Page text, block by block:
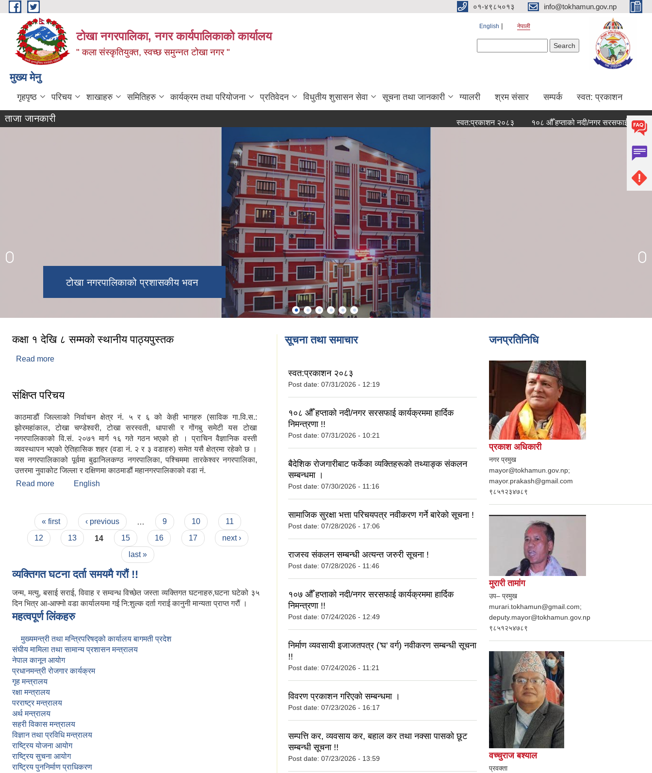
Skip to main content ०१-४९८५०१३ info@tokhamun.gov.np
टोखा नगरपालिका, नगर कार्यपालिकाको कार्यालय
" कला संस्कृतियुक्त, स्वच्छ समुन्‍नत टोखा नगर "
English नेपाली
मुख्य मेनु
गृहपृष्ठ परिचय शाखाहरु समितिहरु कार्यक्रम तथा परियोजना प्रतिवेदन विधुतीय शुसासन सेवा सूचना तथा जानकारी ग्यालरी श्रम संसार सम्पर्क स्वत: प्रकाशन
ताजा जानकारी स्वत:प्रकाशन २०८३ १०८ औँ हप्ताको नदी/नगर सरसफाई कार्यक्रममा
टोखा नगरपालिकाको प्रशासकीय भवन
सम्माननीय राष्ट्रपति ज्यूलाई स्वागत गर्दै नगर
प्रमुखज्यू
शपथ ग्रहण
नगर सभाको चौधौं अधिवेशन
शुभकामना
टोखा जात्रा
कक्षा १ देखि ८ सम्मको स्थानीय पाठ्यपुस्तक
Read more
संक्षिप्त परिचय
काठमाडौं जिल्लाको निर्वाचन क्षेत्र नं. ५ र ६ को केही भागहरु (साविक गा.वि.स.:
झोरमहांकाल, टोखा चण्डेश्वरी, टोखा सरस्वती, धापासी र गोंगबु समेटी यस टोखा
नगरपालिकाको वि.सं. २०७१ मार्ग १६ गते गठन भएको हो । प्राचिन वैज्ञानिक वस्ती
व्यवस्थापन भएको ऐतिहासिक शहर (वडा नं. २ र ३ वडाहरु) समेत यसै क्षेत्रमा रहेको छ ।
यस नगरपालिकाको पूर्वमा बुढानिलकण्ठ नगरपालिका, पश्चिममा तारकेश्वर नगरपालिका,
उत्तरमा नुवाकोट जिल्ला र दक्षिणमा काठमाडौं महानगरपालिकाको वडा नं.
Read more about संक्षिप्त परिचय
English
Pages« first ‹ previous 9 10
11
12
13 14 15 16 17
next ›
last »
व्यक्तिगत घटना दर्ता समयमै गरौं !!
जन्म, मत्यु, बसाई सराई, विवाह र सम्वन्ध विच्छेत जस्ता व्यक्तिगत घटनाहरु,घटना घटेको ३५
दिन भित्र आ-आफ्नो वडा कार्यालयमा गई नि:शुल्क दर्ता गराई कानुनी मान्यता प्राप्त गरौं ।
महत्वपूर्ण लिंकहरु
मुख्यमन्त्री तथा मन्त्रिपरिषद्को कार्यालय बागमती प्रदेश
संघीय मामिला तथा सामान्य प्रशासन मन्त्रालय
नेपाल कानून आयोग
प्रधानमन्त्री रोजगार कार्यक्रम
गृह मन्त्रालय
रक्षा मन्त्रालय
परराष्ट्र मन्त्रालय
अर्थ मन्त्रालय
सहरी विकास मन्त्रालय
विज्ञान तथा प्रविधि मन्त्रालय
राष्ट्रिय योजना आयोग
राष्ट्रिय सुचना आयोग
राष्ट्रिय पुननिर्माण प्राधिकरण
सूचना तथा समाचार
स्वत:प्रकाशन २०८३
Post date: 07/31/2026 - 12:19
१०८ औँ हप्ताको नदी/नगर सरसफाई कार्यक्रममा हार्दिक
निमन्त्रणा !!
Post date: 07/31/2026 - 10:21
बैदेशिक रोजगारीबाट फर्केका व्यक्तिहरूको तथ्याङ्क संकलन
सम्बन्धमा ।
Post date: 07/30/2026 - 11:16
सामाजिक सुरक्षा भत्ता परिचयपत्र नवीकरण गर्ने बारेकाे सूचना !
Post date: 07/28/2026 - 17:06
राजस्व संकलन सम्बन्धी अत्यन्त जरुरी सूचना !
Post date: 07/28/2026 - 11:46
१०७ औँ हप्ताको नदी/नगर सरसफाई कार्यक्रममा हार्दिक
निमन्त्रणा !!
Post date: 07/24/2026 - 12:49
निर्माण व्यवसायी इजाजतपत्र ('घ' वर्ग) नवीकरण सम्बन्धी सूचना
!!
Post date: 07/24/2026 - 11:21
विवरण प्रकाशन गरिएकाे सम्बन्धमा ।
Post date: 07/23/2026 - 16:17
सम्पत्ति कर, व्यवसाय कर, बहाल कर तथा नक्सा पासकाे छूट
सम्बन्धी सूचना !!
Post date: 07/23/2026 - 13:59
जनप्रतिनिधि
प्रकाश अधिकारी
नगर प्रमुख
mayor@tokhamun.gov.np;
mayor.prakash@gmail.com
९८५१२३४७८९
मुरारी तामांग
उप– प्रमुख
murari.tokhamun@gmail.com;
deputy.mayor@tokhamun.gov.np
९८५१२५४७८९
वच्चुराज बश्याल
प्रवक्ता